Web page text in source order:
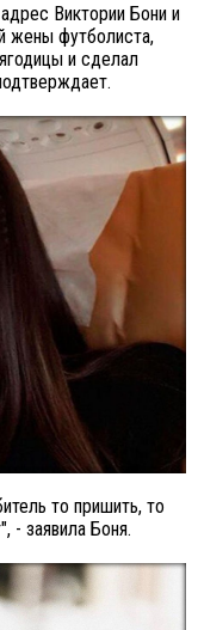
Виктории Бони и
жены футболиста,
и сделал
то пришить, то
- заявила Боня.